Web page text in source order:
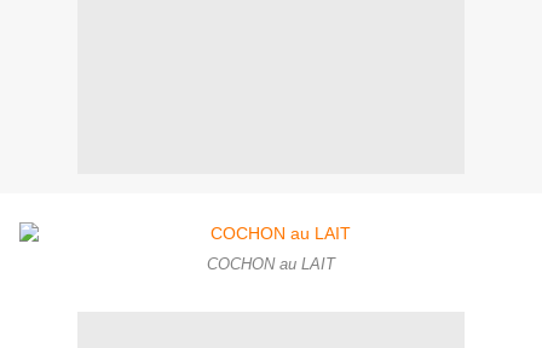
COCHON au LAIT